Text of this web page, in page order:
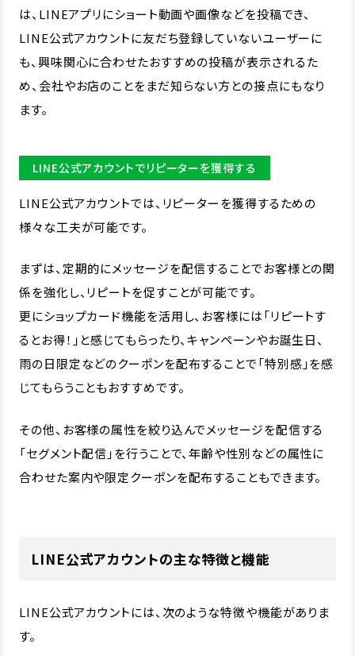
は、LINEアプリにショート動画や画像などを投稿でき、
LINE公式アカウントに友だち登録していないユーザーに
も、興味関心に合わせたおすすめの投稿が表示されるた
め、会社やお店のことをまだ知らない方との接点にもなり
ます。
LINE公式アカウントでリピーターを獲得する
LINE公式アカウントでは、リピーターを獲得するための
様々な工夫が可能です。
まずは、定期的にメッセージを配信することでお客様との関
係を強化し、リピートを促すことが可能です。
更にショップカード機能を活用し、お客様には「リピートす
るとお得！」と感じてもらったり、キャンペーンやお誕生日、
雨の日限定などのクーポンを配布することで「特別感」を感
じてもらうこともおすすめです。
その他、お客様の属性を絞り込んでメッセージを配信する
「セグメント配信」を行うことで、年齢や性別などの属性に
合わせた案内や限定クーポンを配布することもできます。
LINE公式アカウントの主な特徴と機能
LINE公式アカウントには、次のような特徴や機能がありま
す。